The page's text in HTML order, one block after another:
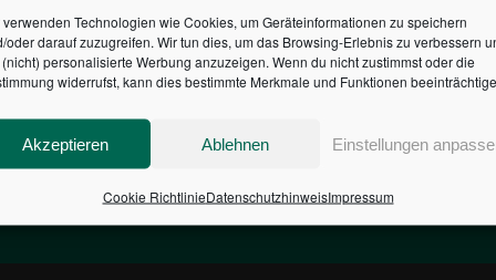
verwenden Technologien wie Cookies, um Geräteinformationen zu speichern
oder darauf zuzugreifen. Wir tun dies, um das Browsing-Erlebnis zu verbessern
personalisierte Werbung anzuzeigen. Wenn du nicht zustimmst oder die
widerrufst, kann dies bestimmte Merkmale und Funktionen
Akzeptieren Ablehnen Einstellungen
Cookie RichtlinieDatenschutzhinweisImpressum
DES BUNDES DER
€
IN DEUTSCHLAND